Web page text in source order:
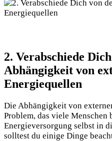
2. Verabschiede
Abhängigkeit ⁢von
Energiequellen
Die Abhängigkeit von
Problem, das viele
Energieversorgung selbst in
solltest du einige ⁤Dinge